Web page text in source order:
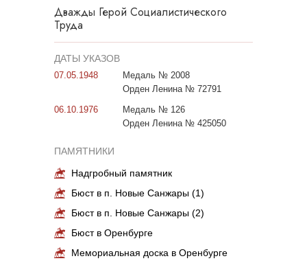
Дважды Герой Социалистического
Труда
ДАТЫ УКАЗОВ
07.05.1948
Медаль № 2008
Орден Ленина № 72791
06.10.1976
Медаль № 126
Орден Ленина № 425050
ПАМЯТНИКИ
Надгробный памятник
Бюст в п. Новые Санжары (1)
Бюст в п. Новые Санжары (2)
Бюст в Оренбурге
Мемориальная доска в Оренбурге